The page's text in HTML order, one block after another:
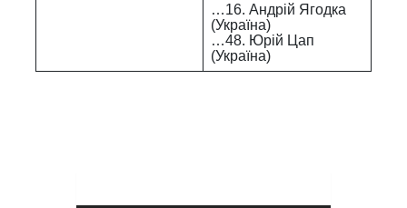
…16. Андрій Ягодка
(Україна)
…48. Юрій Цап
(Україна)